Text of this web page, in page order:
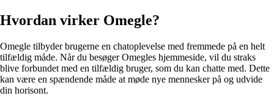
Hvordan virker Omegle?
Omegle tilbyder brugerne en chatoplevelse med fremmede på en helt
tilfældig måde. Når du besøger Omegles hjemmeside, vil du straks
blive forbundet med en tilfældig bruger, som du kan chatte med. Dette
kan være en spændende måde at møde nye mennesker på og udvide
din horisont.